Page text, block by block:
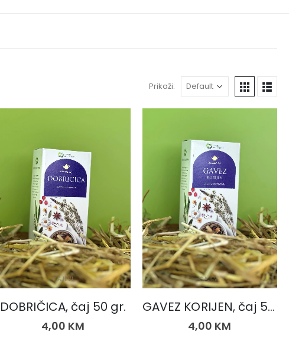
Prikaži:
ČAJEVI
DOBRIČICA, čaj 50 gr.
4,00 KM
ČAJEVI
GAVEZ KORIJEN, čaj 50 gr.
4,00 KM